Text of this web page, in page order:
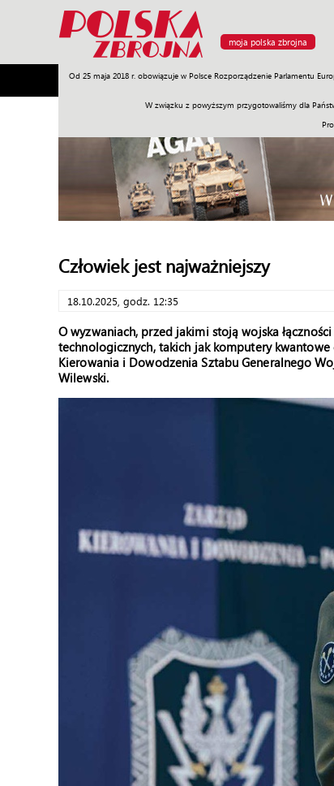
moja polska zbrojna
Od 25 maja 2018 r. obowiązuje w Polsce Rozporządzenie Parlamentu
W związku z powyższym przygotowaliśmy dla
Armia Poligon Sprzęt Misje Polityka
Człowiek jest najważniejszy
18.10.2025, godz. 12:35
O wyzwaniach, przed jakimi stoją wojska
technologicznych, takich jak komputery
Kierowania i Dowodzenia Sztabu Generalnego
Wilewski.